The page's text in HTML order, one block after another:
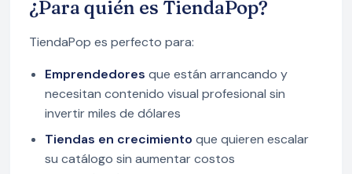
¿Para quién es TiendaPop?
TiendaPop es perfecto para:
Emprendedores que están arrancando y
necesitan contenido visual profesional sin
invertir miles de dólares
Tiendas en crecimiento que quieren escalar
su catálogo sin aumentar costos